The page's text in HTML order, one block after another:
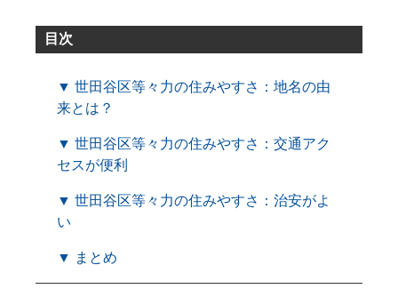
目次
▼ 世田谷区等々力の住みやすさ：地名の由
来とは？
▼ 世田谷区等々力の住みやすさ：交通アク
セスが便利
▼ 世田谷区等々力の住みやすさ：治安がよ
い
▼ まとめ